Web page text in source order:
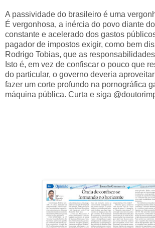
A passividade do brasileiro é uma
É vergonhosa, a inércia do povo diante
constante e acelerado dos gastos
pagador de impostos exigir, como bem
Rodrigo Tobias, que as
Isto é, em vez de confiscar o pouco que
do particular, o governo deveria
fazer um corte profundo na pornográfica
máquina pública. Curta e siga